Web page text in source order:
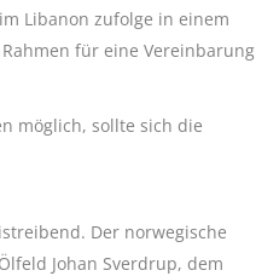
Libanon zufolge in einem
für eine Vereinbarung
möglich, sollte sich die
Der norwegische
Johan Sverdrup, dem